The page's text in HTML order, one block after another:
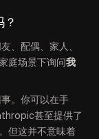
、配偶、家人、
庭场景下询问我
。你可以在手
甚至提供了
但这并不意味着